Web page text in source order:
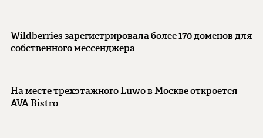
Wildberries зарегистрировала более 170 доменов для
собственного мессенджера
На месте трехэтажного Luwo в Москве откроется
AVA Bistro